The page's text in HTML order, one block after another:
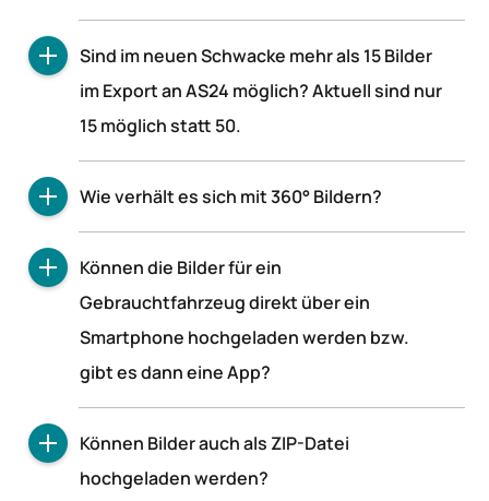
rechtzeitig vorher informieren.
Sind im neuen Schwacke mehr als 15 Bilder
im Export an AS24 möglich? Aktuell sind nur
15 möglich statt 50.
Wie verhält es sich mit 360° Bildern?
einzelnen Börsen, die eine separate App der
jeweiligen Börse benötigen. Wir arbeiten
allerdings mit den Börsen zusammen an einer
gemeinsamen Lösung.
Können die Bilder für ein
Gebrauchtfahrzeug direkt über ein
Smartphone hochgeladen werden bzw.
gibt es dann eine App?
Schwacke Applikation auf dem Smartphone
hochgeladen werden.
Können Bilder auch als ZIP-Datei
hochgeladen werden?